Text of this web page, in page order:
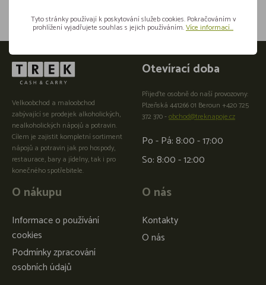
Velkoobchod a maloobchod
zabývající se prodejek alkoholických,
nealkoholických nápojů a potravin.
Cílem je zajistit kompletní sortiment
nápojů a potravin jak pro hospody,
restaurace, bary a jídelny, tak i pro
konečného spotřebitele.
O nákupu
Informace o používání
cookies
Podmínky zpracování
osobních údajů
O nás
Kontakty
O nás
Otevírací doba
Přijeďte osobně do naší provozovny:
Plzeňská 441266 01 Beroun +420 725
372 370 -obchod@treknapoje.cz
Po - Pá: 8:00 - 17:00
So: 8:00 - 12:00
Tyto stránky používají k poskytování služeb cookies. Pokračováním v
prohlížení vyjadřujete souhlas s jejich používáním.Více informací...